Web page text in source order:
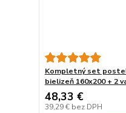
Kompletný set
bielizeň 160x200 + 2
48,33 €
39,29 € bez DPH